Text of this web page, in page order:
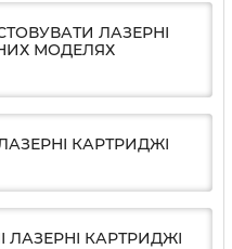
ЛАЗЕРНІ
МОДЕЛЯХ
КАРТРИДЖІ
ЛАЗЕРНІ КАРТРИДЖІ